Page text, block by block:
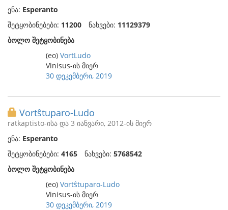
ენა: Esperanto
შეტყობინებები: 11200 ნახვები: 11129379
ბოლო შეტყობინება
(eo) VortLudo
Vinisus-ის მიერ
30 დეკემბერი, 2019
Vortŝtuparo-Ludo
ratkaptisto-ისა და 3 იანვარი, 2012-ის მიერ
ენა: Esperanto
შეტყობინებები: 4165 ნახვები: 5768542
ბოლო შეტყობინება
(eo) Vortŝtuparo-Ludo
Vinisus-ის მიერ
30 დეკემბერი, 2019